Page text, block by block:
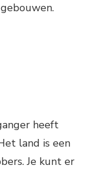
heeft
land is een
Je kunt er